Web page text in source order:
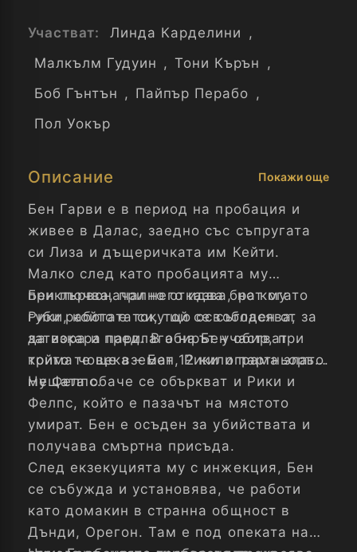
Участват: Линда Карделини ,
Малкълм Гудуин , Тони Кърън ,
Боб Гънтън , Пайпър Перабо ,
Пол Уокър
Описание Покажи още
Бен Гарви е в период на пробация и
живее в Далас, заедно със съпругата
си Лиза и дъщеричката им Кейти.
Малко след като пробацията му
приключва, при него идва брат му
Рики, който е току що освободен от
затвора и предлага на Бен обир, при
който те ще вземат 12 килограма злато.
Бен първоначално отказва, но когато
губи работата си, той се съгласява, за
да изкара пари. В обирът участват
трима човека – Бен, Рики и партньорът
му Фелпс.
Нещата обаче се объркват и Рики и
Фелпс, който е пазачът на мястото
умират. Бен е осъден за убийствата и
получава смъртна присъда.
След екзекуцията му с инжекция, Бен
се събужда и установява, че работи
като домакин в странна общност в
Дънди, Орегон. Там е под опеката на